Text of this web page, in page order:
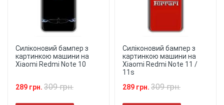
Силіконовий бампер з
картинкою машини на
Xiaomi Redmi Note 10
289 грн. 309 грн.
Силіконовий бампер з
картинкою машини на
Xiaomi Redmi Note 11 /
11s
289 грн. 309 грн.